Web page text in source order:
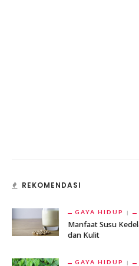
REKOMENDASI
GAYA HIDUP
Manfaat Susu
dan Kulit
GAYA HIDUP